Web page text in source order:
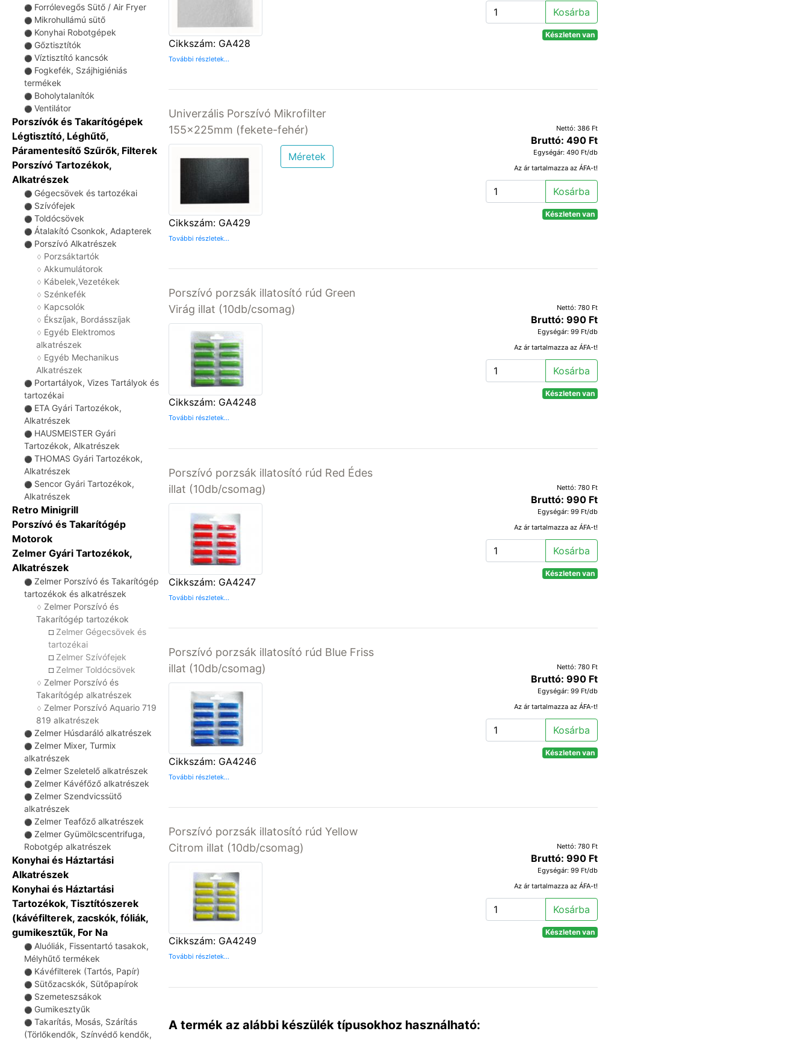
⚫ Forrólevegős Sütő / Air Fryer
⚫ Mikrohullámú sütő
⚫ Konyhai Robotgépek
⚫ Gőztisztítók
⚫ Víztisztító kancsók
⚫ Fogkefék, Szájhigiéniás
termékek
⚫ Boholytalanítók
⚫ Ventilátor
Porszívók és Takarítógépek
Légtisztító, Léghűtő,
Páramentesítő Szűrők, Filterek
Porszívó Tartozékok,
Alkatrészek
⚫ Gégecsövek és tartozékai
⚫ Szívófejek
⚫ Toldócsövek
⚫ Átalakító Csonkok, Adapterek
⚫ Porszívó Alkatrészek
♢ Porzsáktartók
♢ Akkumulátorok
♢ Kábelek,Vezetékek
♢ Szénkefék
♢ Kapcsolók
♢ Ékszíjak, Bordásszíjak
♢ Egyéb Elektromos
alkatrészek
♢ Egyéb Mechanikus
Alkatrészek
⚫ Portartályok, Vizes Tartályok és
tartozékai
⚫ ETA Gyári Tartozékok,
Alkatrészek
⚫ HAUSMEISTER Gyári
Tartozékok, Alkatrészek
⚫ THOMAS Gyári Tartozékok,
Alkatrészek
⚫ Sencor Gyári Tartozékok,
Alkatrészek
Retro Minigrill
Porszívó és Takarítógép
Motorok
Zelmer Gyári Tartozékok,
Alkatrészek
⚫ Zelmer Porszívó és Takarítógép
tartozékok és alkatrészek
♢ Zelmer Porszívó és
Takarítógép tartozékok
☐ Zelmer Gégecsövek és
tartozékai
☐ Zelmer Szívófejek
☐ Zelmer Toldócsövek
♢ Zelmer Porszívó és
Takarítógép alkatrészek
♢ Zelmer Porszívó Aquario 719
819 alkatrészek
⚫ Zelmer Húsdaráló alkatrészek
⚫ Zelmer Mixer, Turmix
alkatrészek
⚫ Zelmer Szeletelő alkatrészek
⚫ Zelmer Kávéfőző alkatrészek
⚫ Zelmer Szendvicssütő
alkatrészek
⚫ Zelmer Teafőző alkatrészek
⚫ Zelmer Gyümölcscentrifuga,
Robotgép alkatrészek
Konyhai és Háztartási
Alkatrészek
Konyhai és Háztartási
Tartozékok, Tisztítószerek
(kávéfilterek, zacskók, fóliák,
gumikesztűk, For Na
⚫ Aluóliák, Fissentartó tasakok,
Mélyhűtő termékek
⚫ Kávéfilterek (Tartós, Papír)
⚫ Sütőzacskók, Sütőpapírok
⚫ Szemeteszsákok
⚫ Gumikesztyűk
⚫ Takarítás, Mosás, Szárítás
(Törlőkendők, Színvédő kendők,
Cikkszám: GA428
További részletek...
Kosárba
Készleten van
Univerzális Porszívó Mikrofilter
155x225mm (fekete-fehér)
Cikkszám: GA429
További részletek...
Méretek
Nettó: 386 Ft
Bruttó: 490 Ft
Egységár: 490 Ft/db
Az ár tartalmazza az ÁFA-t!
Kosárba
Készleten van
Porszívó porzsák illatosító rúd Green
Virág illat (10db/csomag)
Cikkszám: GA4248
További részletek...
Nettó: 780 Ft
Bruttó: 990 Ft
Egységár: 99 Ft/db
Az ár tartalmazza az ÁFA-t!
Kosárba
Készleten van
Porszívó porzsák illatosító rúd Red Édes
illat (10db/csomag)
Cikkszám: GA4247
További részletek...
Nettó: 780 Ft
Bruttó: 990 Ft
Egységár: 99 Ft/db
Az ár tartalmazza az ÁFA-t!
Kosárba
Készleten van
Porszívó porzsák illatosító rúd Blue Friss
illat (10db/csomag)
Cikkszám: GA4246
További részletek...
Nettó: 780 Ft
Bruttó: 990 Ft
Egységár: 99 Ft/db
Az ár tartalmazza az ÁFA-t!
Kosárba
Készleten van
Porszívó porzsák illatosító rúd Yellow
Citrom illat (10db/csomag)
Cikkszám: GA4249
További részletek...
Nettó: 780 Ft
Bruttó: 990 Ft
Egységár: 99 Ft/db
Az ár tartalmazza az ÁFA-t!
Kosárba
Készleten van
A termék az alábbi készülék típusokhoz használható: